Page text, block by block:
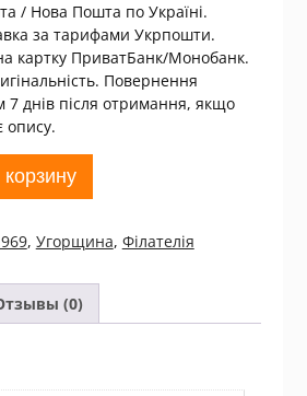
/ Нова Пошта по Україні.
за тарифами Укрпошти.
картку ПриватБанк/Монобанк.
Повернення
7 днів після отримання, якщо
опису.
, Угорщина, Філателія
(0)